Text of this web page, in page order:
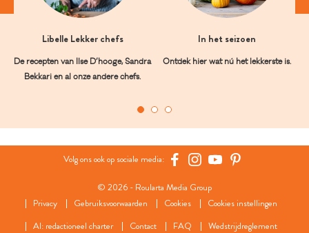
Libelle Lekker chefs
De recepten van Ilse D’hooge, Sandra
Bekkari en al onze andere chefs.
In het seizoen
Ontdek hier wat nú het lekkerste is.
Volg ons ook op sociale media:
© 2026 - Roularta Media Group
Privacy
Gebruiksvoorwaarden Cookies
Cookies instellingen
AI: redactioneel charter
Contact FAQ
Wedstrijdreglement